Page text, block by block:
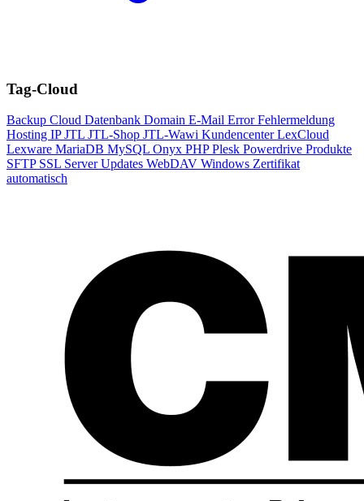
Tag-Cloud
Backup Cloud Datenbank Domain E-Mail ErrorFehlermeldung
Hosting IPJTL JTL-Shop JTL-Wawi KundencenterLexCloud
Lexware MariaDB MySQL Onyx PHPPlesk Powerdrive Produkte
SFTP SSL ServerUpdates WebDAV Windows Zertifikat
automatisch